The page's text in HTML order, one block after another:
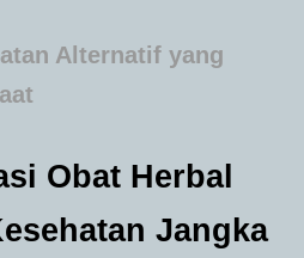
Alternatif yang
Obat Herbal
Jangka